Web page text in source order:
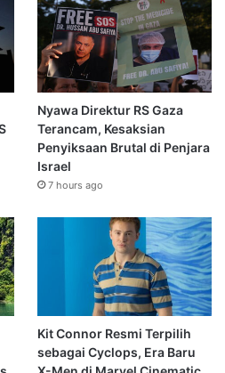
Nyawa Direktur RS Gaza
Terancam, Kesaksian
Penyiksaan Brutal di Penjara
Israel
7 hours ago
Kit Connor Resmi Terpilih
sebagai Cyclops, Era Baru